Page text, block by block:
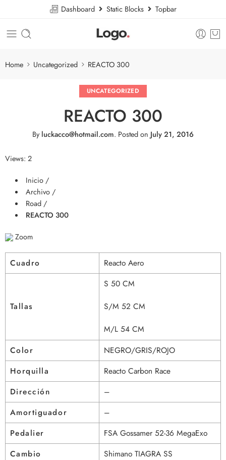
Dashboard Static Blocks Topbar
Home Uncategorized REACTO 300
UNCATEGORIZED
REACTO 300
Byluckacco@hotmail.com. Posted on July 21, 2016
Views: 2
Inicio /
Archivo /
Road /
REACTO 300
Zoom
Cuadro Reacto Aero
Tallas
S 50 CM
S/M 52 CM
M/L 54 CM
Color
NEGRO/GRIS/ROJO
Horquilla
Reacto Carbon Race
Dirección
–
Amortiguador
–
Pedalier
FSA Gossamer 52-36 MegaExo
Cambio
Shimano TIAGRA SS